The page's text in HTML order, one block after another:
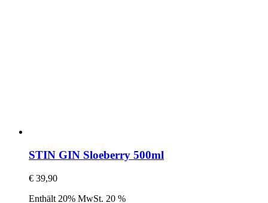
STIN GIN Sloeberry 500ml
€ 39,90
Enthält 20% MwSt. 20 %